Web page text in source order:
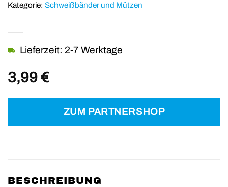
3,99€
Lieferzeit: 2-7 Werktage
ZUM PARTNERSHOP
Kategorie: Schweißbänder und Mützen
BESCHREIBUNG